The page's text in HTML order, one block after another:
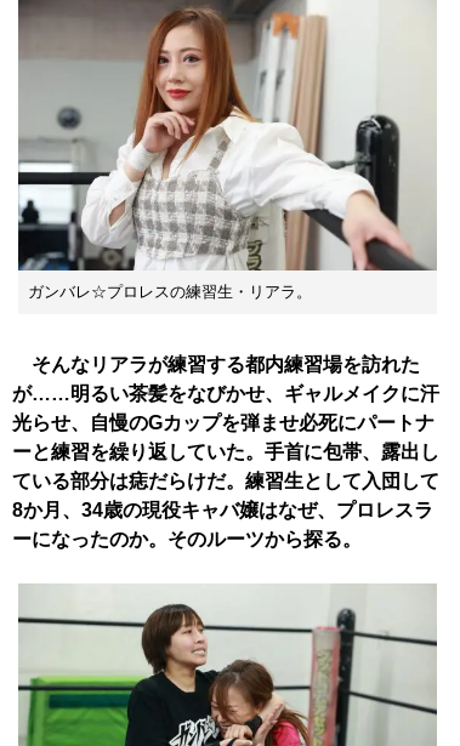
ガンバレ☆プロレスの練習生・リアラ。
そんなリアラが練習する都内練習場を訪れた
が……明るい茶髪をなびかせ、ギャルメイクに汗
光らせ、自慢のGカップを弾ませ必死にパートナ
ーと練習を繰り返していた。手首に包帯、露出し
ている部分は痣だらけだ。練習生として入団して
8か月、34歳の現役キャバ嬢はなぜ、プロレスラ
ーになったのか。そのルーツから探る。